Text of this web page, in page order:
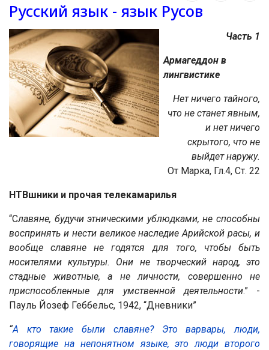
Русский язык - язык Русов
Часть 1
Армагеддон в
лингвистике
Нет ничего тайного,
что не станет явным,
и нет ничего
скрытого, что не
выйдет наружу.
От Марка, Гл.4, Ст. 22
НТВшники и прочая телекамарилья
“Славяне, будучи этническими ублюдками, не способны
воспринять и нести великое наследие Арийской расы, и
вообще славяне не годятся для того, чтобы быть
носителями культуры. Они не творческий народ, это
стадные животные, а не личности, совершенно не
приспособленные для умственной деятельности.” -
Пауль Йозеф Геббельс, 1942, “Дневники”
“А кто такие были славяне? Это варвары, люди,
говорящие на непонятном языке, это люди второго